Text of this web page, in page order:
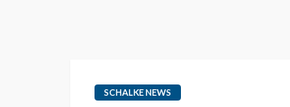
SCHALKE NEWS